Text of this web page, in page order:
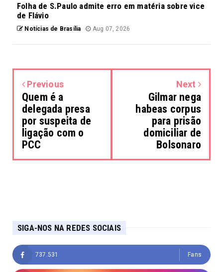
Folha de S.Paulo admite erro em matéria sobre vice
de Flávio
Notícias de Brasília Aug 07, 2026
Previous
Quem é a
delegada presa
por suspeita de
ligação com o
PCC
Next
Gilmar nega
habeas corpus
para prisão
domiciliar de
Bolsonaro
SIGA-NOS NA REDES SOCIAIS
737.531 Fans